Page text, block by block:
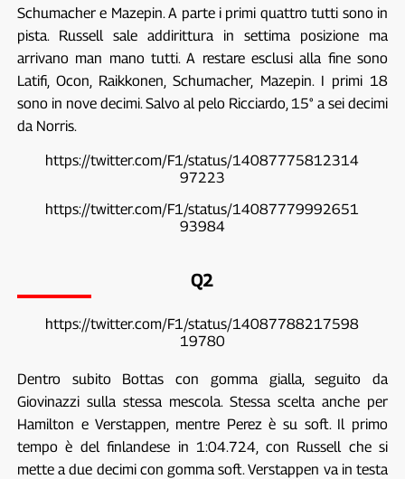
Schumacher e Mazepin. A parte i primi quattro tutti sono in
pista. Russell sale addirittura in settima posizione ma
arrivano man mano tutti. A restare esclusi alla fine sono
Latifi, Ocon, Raikkonen, Schumacher, Mazepin. I primi 18
sono in nove decimi. Salvo al pelo Ricciardo, 15° a sei decimi
da Norris.
https://twitter.com/F1/status/14087775812314
97223
https://twitter.com/F1/status/14087779992651
93984
Q2
https://twitter.com/F1/status/14087788217598
19780
Dentro subito Bottas con gomma gialla, seguito da
Giovinazzi sulla stessa mescola. Stessa scelta anche per
Hamilton e Verstappen, mentre Perez è su soft. Il primo
tempo è del finlandese in 1:04.724, con Russell che si
mette a due decimi con gomma soft. Verstappen va in testa